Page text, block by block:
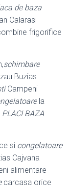
de baza
Calarasi
frigorifice
schimbare
Buzias
Campeni
la
PLACI BAZA
si congelatoare
Cajvana
alimentare
carcasa orice